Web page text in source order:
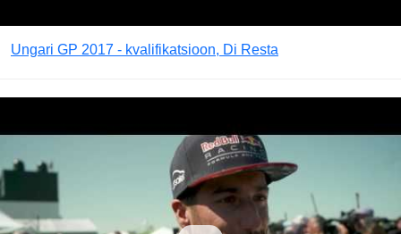
Ungari GP 2017 - kvalifikatsioon, Di Resta